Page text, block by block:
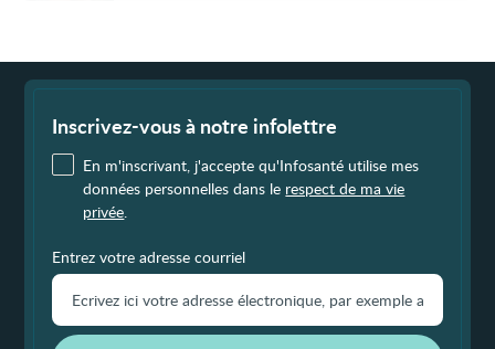
Inscrivez-vous à notre infolettre
En m'inscrivant, j'accepte qu'Infosanté utilise mes
données personnelles dans le respect de ma vie
privée
Entrez votre adresse courriel